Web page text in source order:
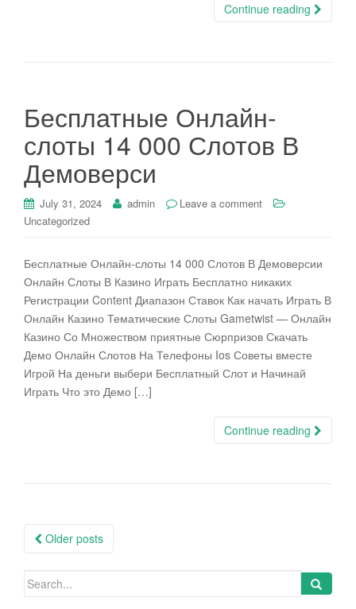
Continue reading
Бесплатные Онлайн-
слоты 14 000 Слотов В
Демоверси
July 31, 2024 admin
Leave a comment
Uncategorized
Бесплатные Онлайн-слоты 14 000 Слотов В Демоверсии
Онлайн Слоты В Казино Играть Бесплатно никаких
Регистрации Content Диапазон Ставок Как начать Играть В
Онлайн Казино Тематические Слоты Gametwist — Онлайн
Казино Со Множеством приятные Сюрпризов Скачать
Демо Онлайн Слотов На Телефоны Ios Советы вместе
Игрой На деньги выбери Бесплатный Слот и Начинай
Играть Что это Демо […]
Continue reading
Posts
Older posts
Search